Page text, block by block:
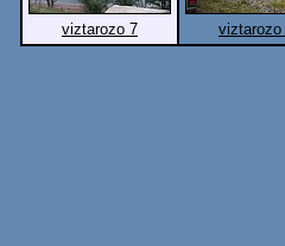
viztarozo 7 viztarozo